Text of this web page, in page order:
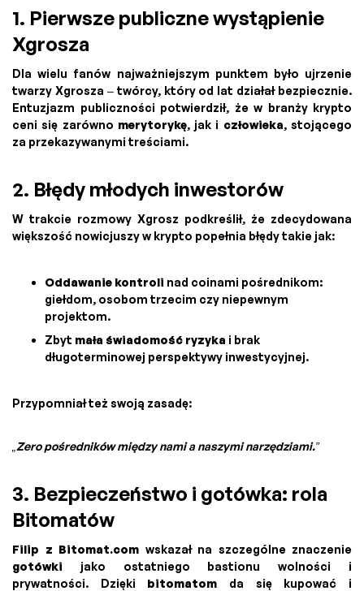
1. Pierwsze publiczne wystąpienie
Xgrosza
Dla wielu fanów najważniejszym punktem było ujrzenie
twarzy Xgrosza – twórcy, który od lat działał bezpiecznie.
Entuzjazm publiczności potwierdził, że w branży krypto
ceni się zarówno merytorykę, jak i człowieka, stojącego
za przekazywanymi treściami.
2. Błędy młodych inwestorów
W trakcie rozmowy Xgrosz podkreślił, że zdecydowana
większość nowicjuszy w krypto popełnia błędy takie jak:
Oddawanie kontroli nad coinami pośrednikom:
giełdom, osobom trzecim czy niepewnym
projektom.
Zbyt mała świadomość ryzyka i brak
długoterminowej perspektywy inwestycyjnej.
Przypomniał też swoją zasadę:
„Zero pośredników między nami a naszymi narzędziami.”
3. Bezpieczeństwo i gotówka: rola
Bitomatów
Filip z Bitomat.com wskazał na szczególne znaczenie
gotówki jako ostatniego bastionu wolności i
prywatności. Dzięki bitomatom da się kupować i